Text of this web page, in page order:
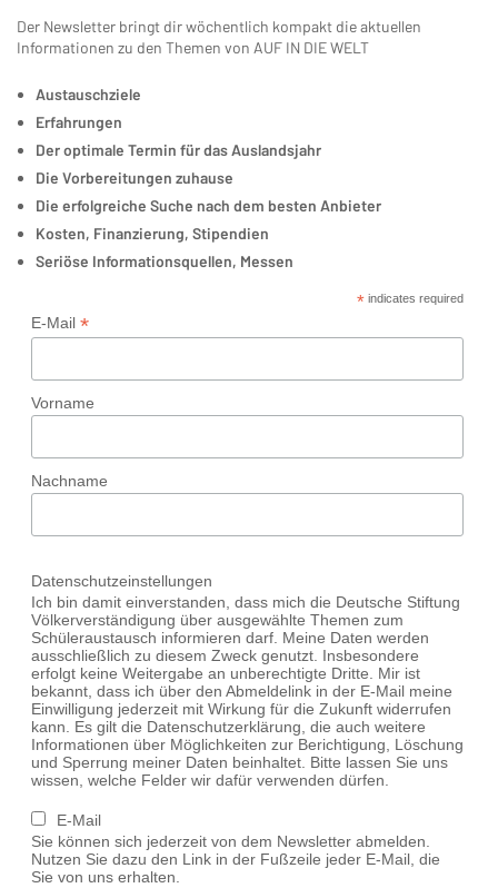
Der Newsletter bringt dir wöchentlich kompakt die aktuellen
Informationen zu den Themen von AUF IN DIE WELT
Austauschziele
Erfahrungen
Der optimale Termin für das Auslandsjahr
Die Vorbereitungen zuhause
Die erfolgreiche Suche nach dem besten Anbieter
Kosten, Finanzierung, Stipendien
Seriöse Informationsquellen, Messen
*indicates required
E-Mail *
Vorname
Nachname
Datenschutzeinstellungen
Ich bin damit einverstanden, dass mich die Deutsche Stiftung
Völkerverständigung über ausgewählte Themen zum
Schüleraustausch informieren darf. Meine Daten werden
ausschließlich zu diesem Zweck genutzt. Insbesondere
erfolgt keine Weitergabe an unberechtigte Dritte. Mir ist
bekannt, dass ich über den Abmeldelink in der E-Mail meine
Einwilligung jederzeit mit Wirkung für die Zukunft widerrufen
kann. Es gilt die Datenschutzerklärung, die auch weitere
Informationen über Möglichkeiten zur Berichtigung, Löschung
und Sperrung meiner Daten beinhaltet. Bitte lassen Sie uns
wissen, welche Felder wir dafür verwenden dürfen.
E-Mail
Sie können sich jederzeit von dem Newsletter abmelden.
Nutzen Sie dazu den Link in der Fußzeile jeder E-Mail, die
Sie von uns erhalten.